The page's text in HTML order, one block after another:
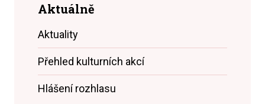
Aktuálně
Aktuality
Přehled kulturních akcí
Hlášení rozhlasu